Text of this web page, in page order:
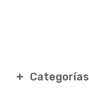
Categorías